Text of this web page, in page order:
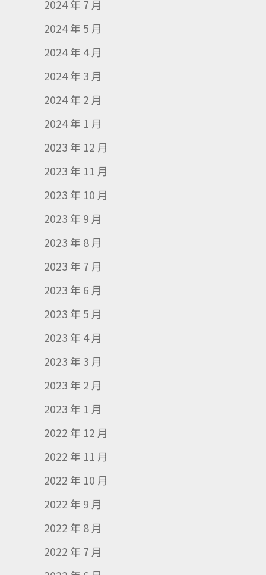
2024 年 7 月
2024 年 5 月
2024 年 4 月
2024 年 3 月
2024 年 2 月
2024 年 1 月
2023 年 12 月
2023 年 11 月
2023 年 10 月
2023 年 9 月
2023 年 8 月
2023 年 7 月
2023 年 6 月
2023 年 5 月
2023 年 4 月
2023 年 3 月
2023 年 2 月
2023 年 1 月
2022 年 12 月
2022 年 11 月
2022 年 10 月
2022 年 9 月
2022 年 8 月
2022 年 7 月